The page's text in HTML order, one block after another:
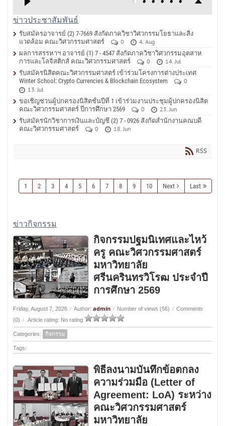
ข่าวประชาสัมพันธ์
รับสมัครอาจารย์ (2) 7-7669 สังกัดภาควิชาวิศวกรรมโยธาและสิ่ง
แวดล้อม คณะวิศวกรรมศาสตร์
0
4. Aug
ผลการสรรหาฯ อาจารย์ (1) 7 - 4547 สังกัดภาควิชาวิศวกรรมอุตสาห
การและโลจิสติกส์ คณะวิศวกรรมศาสตร์
0
14. Jul
รับสมัครนิสิตคณะวิศวกรรมศาสตร์ เข้าร่วมโครงการต่างประเทศ
Winter School: Crypto Currencies & Blockchain Ecosystem
0
13. Jul
ขอเชิญชวนผู้ปกครองนิสิตชั้นปีที่ 1 เข้าร่วมงานประชุมผู้ปกครองนิสิต
คณะวิศวกรรมศาสตร์ ปีการศึกษา 2569
0
23. Jun
รับสมัครนักวิชาการเงินและบัญชี (2) 7 - 0926 สังกัดสำนักงานคณบดี
คณะวิศวกรรมศาสตร์
0 18. Jun
RSS
1 2 3 4 5 6 7 8 9 10 Next Last
ข่าวกิจกรรม
กิจกรรมปฐมนิเทศและไหว้
ครู คณะวิศวกรรมศาสตร์
มหาวิทยาลัย
ศรีนครินทรวิโรฒ ประจำปี
การศึกษา 2569
Friday, August 7, 2026 / Author: admin / Number of views (56) / Comments
(0) / Article rating: No rating
Categories: กิจกรรม
Tags:
พิธีลงนามบันทึกข้อตกลง
ความร่วมมือ (Letter of
Agreement: LoA) ระหว่าง
คณะวิศวกรรมศาสตร์
มหาวิทยาลัย